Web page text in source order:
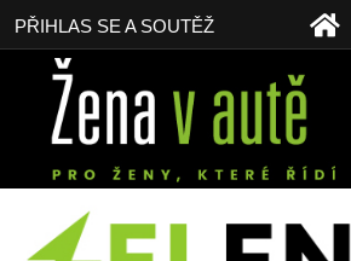
PŘIHLAS SE A SOUTĚŽ